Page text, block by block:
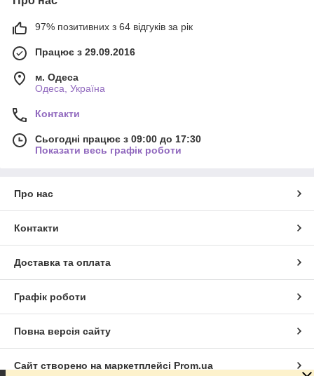
97% позитивних з 64 відгуків за рік
Працює з 29.09.2016
м. Одеса
Одеса, Україна
Контакти
Сьогодні працює з 09:00 до 17:30
Показати весь графік роботи
Про нас
Контакти
Доставка та оплата
Графік роботи
Повна версія сайту
Сайт створено на маркетплейсі Prom.ua